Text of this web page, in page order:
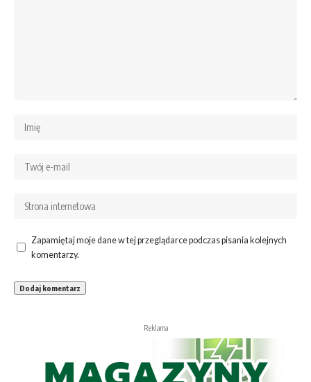
Zapamiętaj moje dane w tej przeglądarce podczas pisania kolejnych
komentarzy.
Reklama